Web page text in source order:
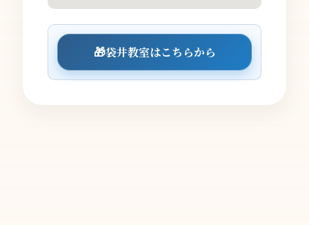
🎁袋井教室はこちらから